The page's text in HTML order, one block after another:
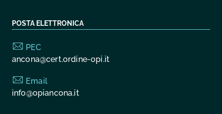
POSTA ELETTRONICA
PEC
ancona@cert.ordine-opi.it
Email
info@opiancona.it